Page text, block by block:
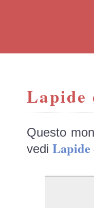
Lapide
Questo
vedi